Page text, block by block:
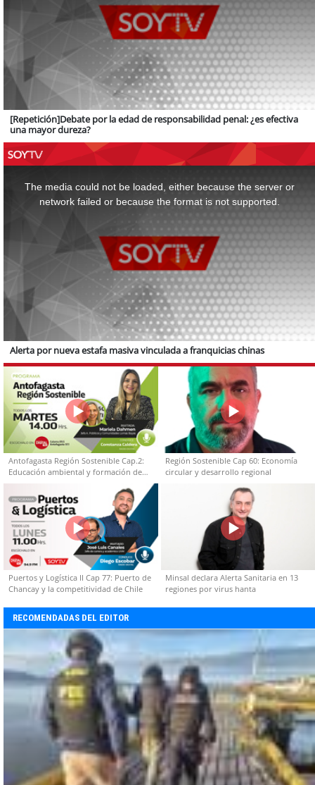
[Repetición]Debate por la edad de responsabilidad penal: ¿es efectiva
una mayor dureza?
The media could not be loaded, either because the server or
network failed or because the format is not supported.
Alerta por nueva estafa masiva vinculada a franquicias chinas
Antofagasta Región Sostenible Cap.2:
Educación ambiental y formación de
capacidades técnicas
Región Sostenible Cap 60: Economía
circular y desarrollo regional
Puertos y Logística II Cap 77: Puerto de
Chancay y la competitividad de Chile
Minsal declara Alerta Sanitaria en 13
regiones por virus hanta
RECOMENDADAS DEL EDITOR